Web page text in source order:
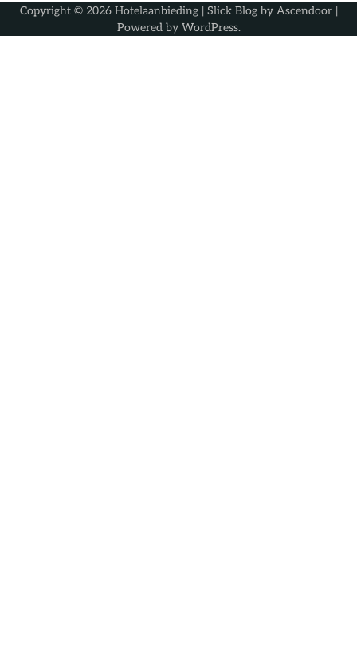
Copyright © 2026 Hotelaanbieding| Slick Blog by Ascendoor|
Powered by WordPress.